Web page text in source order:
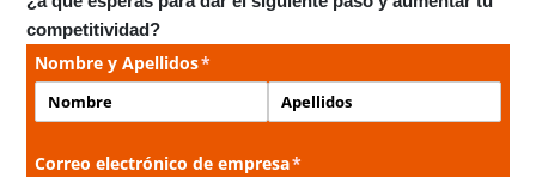
competitividad?
Nombre y Apellidos*
(necesario)
Correo electrónico de empresa*
(necesario)